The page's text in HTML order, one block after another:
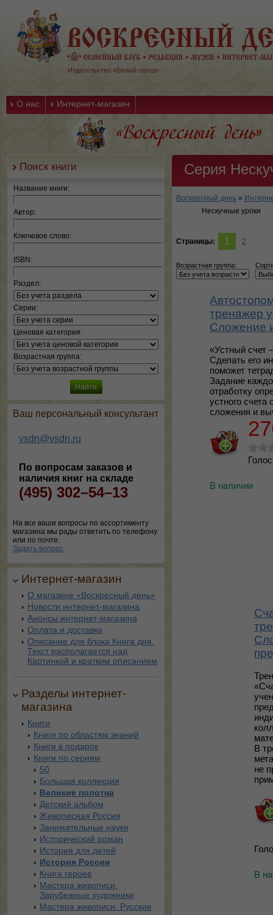
Издательство «Белый город»
О нас Интернет-магазин
Поиск книги
Название книги:
Автор:
Ключевое слово:
ISBN:
Раздел:
Серии:
Ценовая категория:
Возрастная группа:
Ваш персональный консультант
vsdn@vsdn.ru
По вопросам заказов и
наличия книг на складе
(495) 302–54–13
На все ваши вопросы по ассортименту
магазина мы рады ответить по телефону
или по почте.
Задать вопрос
Интернет-магазин
О магазине «Воскресный день»
Новости интернет-магазина
Анонсы интернет-магазина
Оплата и доставка
Описание для блока Книга дня.
Текст располагается над
Картинкой и кратким описанием
Разделы интернет-
магазина
Книги
Книги по областям знаний
Книги в подарок
Книги по сериям
50
Большая коллекция
Великие полотна
Детский альбом
Живописная Россия
Занимательные науки
Исторический роман
История для детей
История России
Книга героев
Мастера живописи.
Зарубежные художники
Мастера живописи. Русские
Серия
Воскресный день »
Нескучные уроки
Страницы: 1 2
Возрастная группа:
тренажер
Сложение
«Устный счет
Сделать его
поможет
Задание
отработку
устного счета
сложения и
В наличии
В
не
В